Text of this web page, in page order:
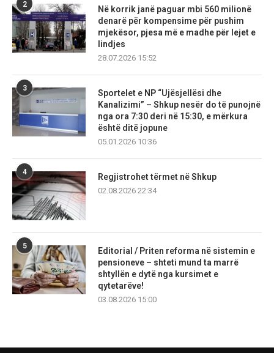
2
Në korrik janë paguar mbi 560 milionë
denarë për kompensime për pushim
mjekësor, pjesa më e madhe për lejet e
lindjes
28.07.2026 15:52
3
Sportelet e NP “Ujësjellësi dhe
Kanalizimi” – Shkup nesër do të punojnë
nga ora 7:30 deri në 15:30, e mërkura
është ditë jopune
05.01.2026 10:36
4
Regjistrohet tërmet në Shkup
02.08.2026 22:34
5
Editorial / Priten reforma në sistemin e
pensioneve – shteti mund ta marrë
shtyllën e dytë nga kursimet e
qytetarëve!
03.08.2026 15:00